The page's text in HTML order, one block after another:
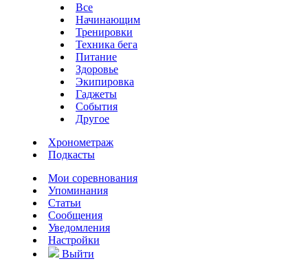
Все
Начинающим
Тренировки
Техника бега
Питание
Здоровье
Экипировка
Гаджеты
События
Другое
Хронометраж
Подкасты
Мои соревнования
Упоминания
Статьи
Сообщения
Уведомления
Настройки
Выйти